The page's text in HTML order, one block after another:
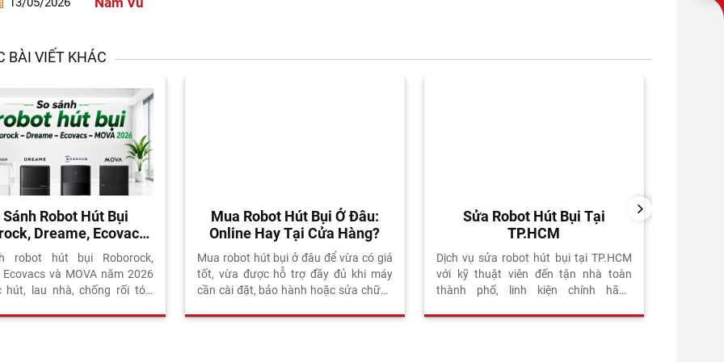
BÀI VIẾT KHÁC
Sánh Robot Hút Bụi
Dreame, Ecovacs
2026: Chọn Thương
Hiệu Nào?
robot hút bụi Roborock,
Ecovacs và MOVA năm 2026
hút, lau nhà, chống rối tóc,
Đánh giá thực tế từ Vietnam
Mua Robot Hút Bụi Ở Đâu:
Online Hay Tại Cửa Hàng?
Mua robot hút bụi ở đâu để vừa có giá
tốt, vừa được hỗ trợ đầy đủ khi máy
cần cài đặt, bảo hành hoặc sửa chữa?
hàng quan tâm khi cùng một model có
Sửa Robot Hút Bụi Tại
TP.HCM
Dịch vụ sửa robot hút bụi tại TP.HCM
với kỹ thuật viên đến tận nhà toàn
thành phố, linh kiện chính hãng
6 tháng sau sửa. Miễn phí khảo sát.
NEXT